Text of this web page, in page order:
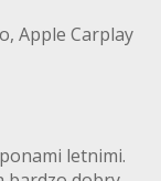
Apple Carplay
letnimi.